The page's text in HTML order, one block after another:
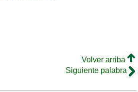
Volver arriba
Siguiente palabra